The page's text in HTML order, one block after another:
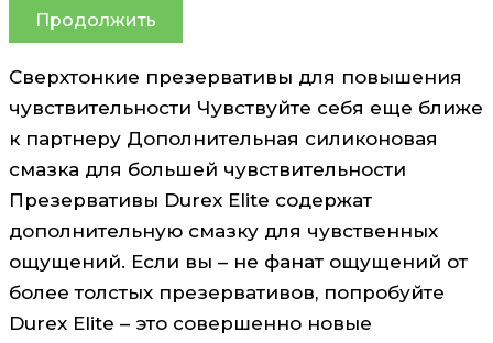
Продолжить
Сверхтонкие презервативы для повышения
чувствительности Чувствуйте себя еще ближе
к партнеру Дополнительная силиконовая
смазка для большей чувствительности
Презервативы Durex Elite содержат
дополнительную смазку для чувственных
ощущений. Если вы – не фанат ощущений от
более толстых презервативов, попробуйте
Durex Elite – это совершенно новые